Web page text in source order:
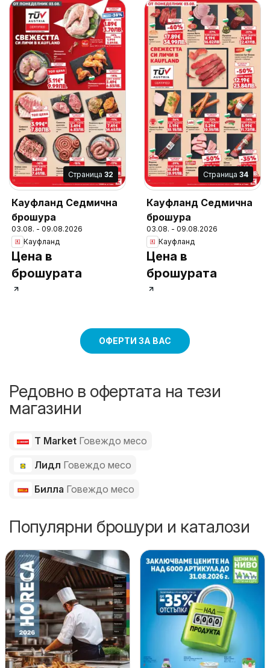
Cтраница 32
Кауфланд Седмична
брошура
03.08. - 09.08.2026
Кауфланд
Цена в
брошурата
Cтраница 34
Кауфланд Седмична
брошура
03.08. - 09.08.2026
Кауфланд
Цена в
брошурата
ОФЕРТИ ЗА ВАС
Редовно в офертата на тези
магазини
T Market Говеждо месо
Лидл Говеждо месо
Билла Говеждо месо
Популярни брошури и каталози